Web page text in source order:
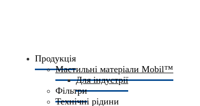
Продукція
Мастильні матеріали Mobil™
Для індустрії
Фільтри
Технічні рідини